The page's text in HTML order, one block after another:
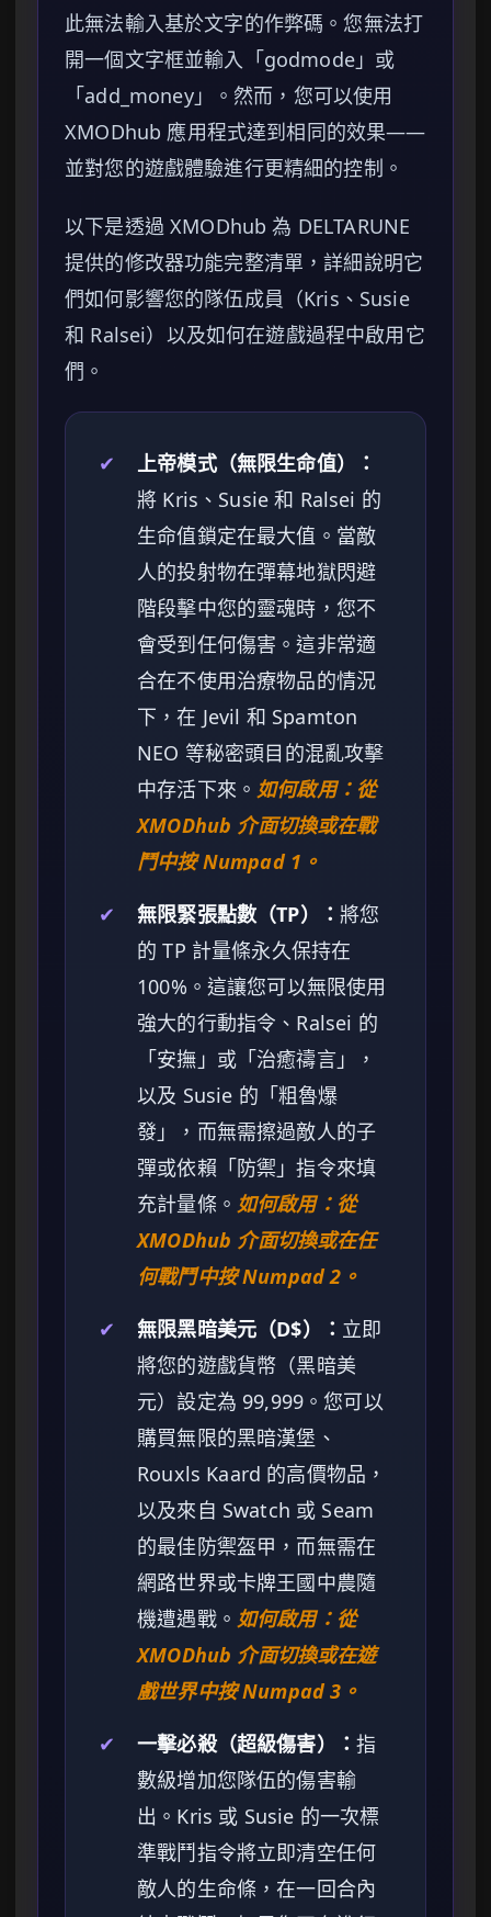
此無法輸入基於文字的作弊碼。您無法打
開一個文字框並輸入「godmode」或
「add_money」。然而，您可以使用
XMODhub 應用程式達到相同的效果——
並對您的遊戲體驗進行更精細的控制。
以下是透過 XMODhub 為 DELTARUNE
提供的修改器功能完整清單，詳細說明它
們如何影響您的隊伍成員（Kris、Susie
和 Ralsei）以及如何在遊戲過程中啟用它
們。
✔
上帝模式（無限生命值）：
將 Kris、Susie 和 Ralsei 的
生命值鎖定在最大值。當敵
人的投射物在彈幕地獄閃避
階段擊中您的靈魂時，您不
會受到任何傷害。這非常適
合在不使用治療物品的情況
下，在 Jevil 和 Spamton
NEO 等秘密頭目的混亂攻擊
中存活下來。如何啟用：從
XMODhub 介面切換或在戰
鬥中按 Numpad 1。
✔
無限緊張點數（TP）： 將您
的 TP 計量條永久保持在
100%。這讓您可以無限使用
強大的行動指令、Ralsei 的
「安撫」或「治癒禱言」，
以及 Susie 的「粗魯爆
發」，而無需擦過敵人的子
彈或依賴「防禦」指令來填
充計量條。 如何啟用：從
XMODhub 介面切換或在任
何戰鬥中按 Numpad 2。
✔
無限黑暗美元（D$）： 立即
將您的遊戲貨幣（黑暗美
元）設定為 99,999。您可以
購買無限的黑暗漢堡、
Rouxls Kaard 的高價物品，
以及來自 Swatch 或 Seam
的最佳防禦盔甲，而無需在
網路世界或卡牌王國中農隨
機遭遇戰。 如何啟用：從
XMODhub 介面切換或在遊
戲世界中按 Numpad 3。
✔
一擊必殺（超級傷害）： 指
數級增加您隊伍的傷害輸
出。Kris 或 Susie 的一次標
準戰鬥指令將立即清空任何
敵人的生命條，在一回合內